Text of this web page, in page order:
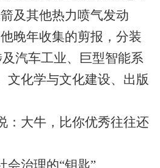
及其他热力喷气发动
晚年收集的剪报，分装
汽车工业、巨型智能系
文化学与文化建设、出版
大牛，比你优秀往往还
治理的“钥匙”